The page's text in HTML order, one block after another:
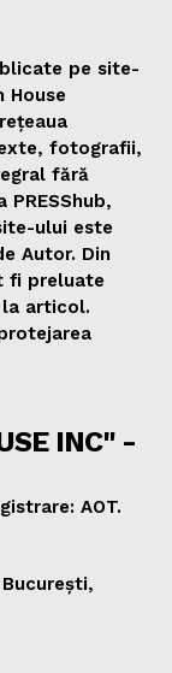
pe site-
House
fotografii,
fără
ului este
Autor. Din
fi preluate
la articol.
INC" -
AOT.